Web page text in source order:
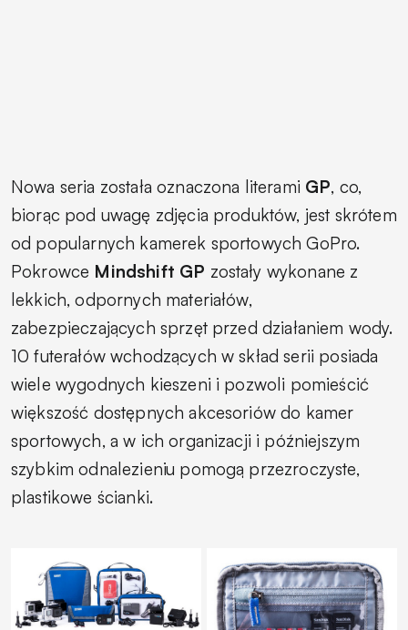
Nowa seria została oznaczona literami GP, co,
biorąc pod uwagę zdjęcia produktów, jest skrótem
od popularnych kamerek sportowych GoPro.
Pokrowce Mindshift GP zostały wykonane z
lekkich, odpornych materiałów,
zabezpieczających sprzęt przed działaniem wody.
10 futerałów wchodzących w skład serii posiada
wiele wygodnych kieszeni i pozwoli pomieścić
większość dostępnych akcesoriów do kamer
sportowych, a w ich organizacji i późniejszym
szybkim odnalezieniu pomogą przezroczyste,
plastikowe ścianki.